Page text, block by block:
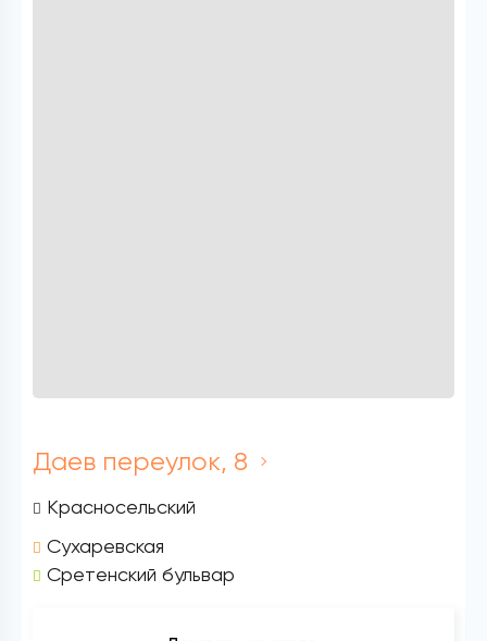
Даев переулок, 8
Красносельский
Сухаревская
Сретенский бульвар